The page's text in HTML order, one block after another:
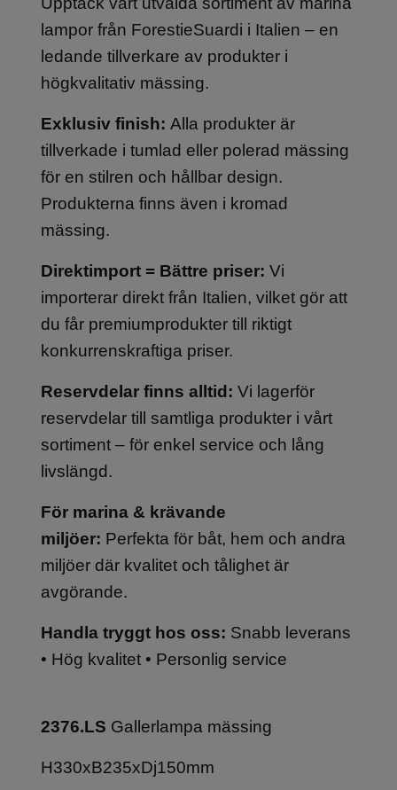
lampor från ForestieSuardi i Italien – en
ledande tillverkare av produkter i
högkvalitativ mässing.
Exklusiv finish: Alla produkter är
tillverkade i tumlad eller polerad mässing
för en stilren och hållbar design.
Produkterna finns även i kromad
mässing.
Direktimport = Bättre priser: Vi
importerar direkt från Italien, vilket gör att
du får premiumprodukter till riktigt
konkurrenskraftiga priser.
Reservdelar finns alltid: Vi lagerför
reservdelar till samtliga produkter i vårt
sortiment – för enkel service och lång
livslängd.
För marina & krävande
miljöer: Perfekta för båt, hem och andra
miljöer där kvalitet och tålighet är
avgörande.
Handla tryggt hos oss: Snabb leverans
• Hög kvalitet • Personlig service
2376.LS Gallerlampa mässing
H330xB235xDj150mm